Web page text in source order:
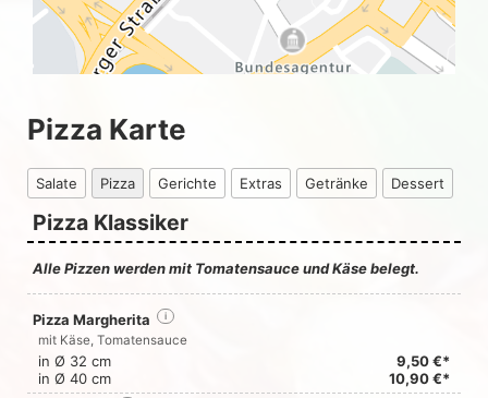
Pizza Karte
Salate Pizza Gerichte Extras Getränke Dessert
Pizza Klassiker
Alle Pizzen werden mit Tomatensauce und Käse belegt.
Pizza Margherita i
mit Käse, Tomatensauce
in Ø 32 cm
9,50 €*
in Ø 40 cm
10,90 €*